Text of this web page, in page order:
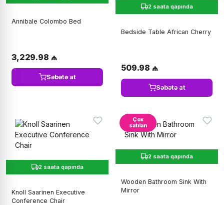
Annibale Colombo Bed
3,229.98 ₼
Səbətə at
2 saata qapında
Bedside Table African Cherry
509.98 ₼
Səbətə at
2 saata qapında
Knoll Saarinen Executive
Conference Chair
Çox
satılan
2 saata qapında
Wooden Bathroom Sink With
Mirror